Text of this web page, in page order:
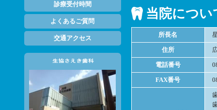
診療受付時間
よくあるご質問
交通アクセス
当院につい
所長名
住所
電話番号
FAX番号